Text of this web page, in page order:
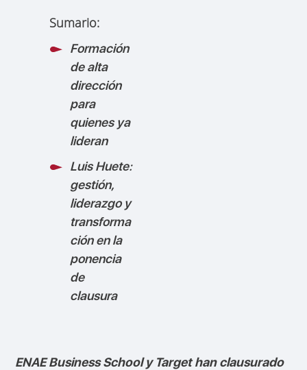
Sumario:
Formación
de alta
dirección
para
quienes ya
lideran
Luis Huete:
gestión,
liderazgo y
transforma
ción en la
ponencia
de
clausura
ENAE Business School y Target han clausurado